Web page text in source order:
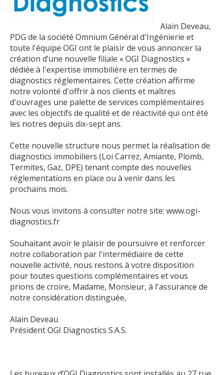
Alain Deveau,
PDG de la société Omnium Général d'Ingénierie et
toute l'équipe OGI ont le plaisir de vous annoncer la
création d’une nouvelle filiale « OGI Diagnostics »
dédiée à l'expertise immobilière en termes de
diagnostics réglementaires. Cette création affirme
notre volonté d'offrir à nos clients et maîtres
d'ouvrages une palette de services complémentaires
avec les objectifs de qualité et de réactivité qui ont été
les notres depuis dix-sept ans.
Cette nouvelle structure nous permet la réalisation de
diagnostics immobiliers (Loi Carrez, Amiante, Plomb,
Termites, Gaz, DPE) tenant compte des nouvelles
réglementations en place ou à venir dans les
prochains mois.
Nous vous invitons à consulter notre site: www.ogi-
diagnostics.fr
Souhaitant avoir le plaisir de poursuivre et renforcer
notre collaboration par l'intermédiaire de cette
nouvelle activité, nous restons à votre disposition
pour toutes questions complémentaires et vous
prions de croire, Madame, Monsieur, à l'assurance de
notre considération distinguée,
Alain Deveau
Président OGI Diagnostics S.A.S.